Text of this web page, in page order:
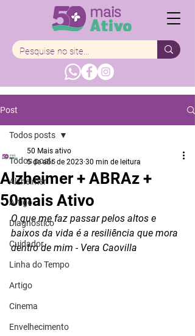
Post
Todos posts
Alzheimer
Artigo
Diagnóstico
Cuidador
Linha do Tempo
Artigo
Cinema
Envelhecimento
Todos posts
Alzheimer + ABRAz +
50mais Ativo
50 Mais ativo
5 de abr. de 2023 30 min de leitura
O que me faz passar pelos altos e
baixos da vida é a resiliência que mora
dentro de mim - Vera Caovilla